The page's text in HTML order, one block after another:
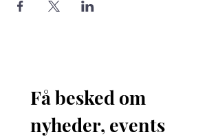
Få besked om
nyheder, events